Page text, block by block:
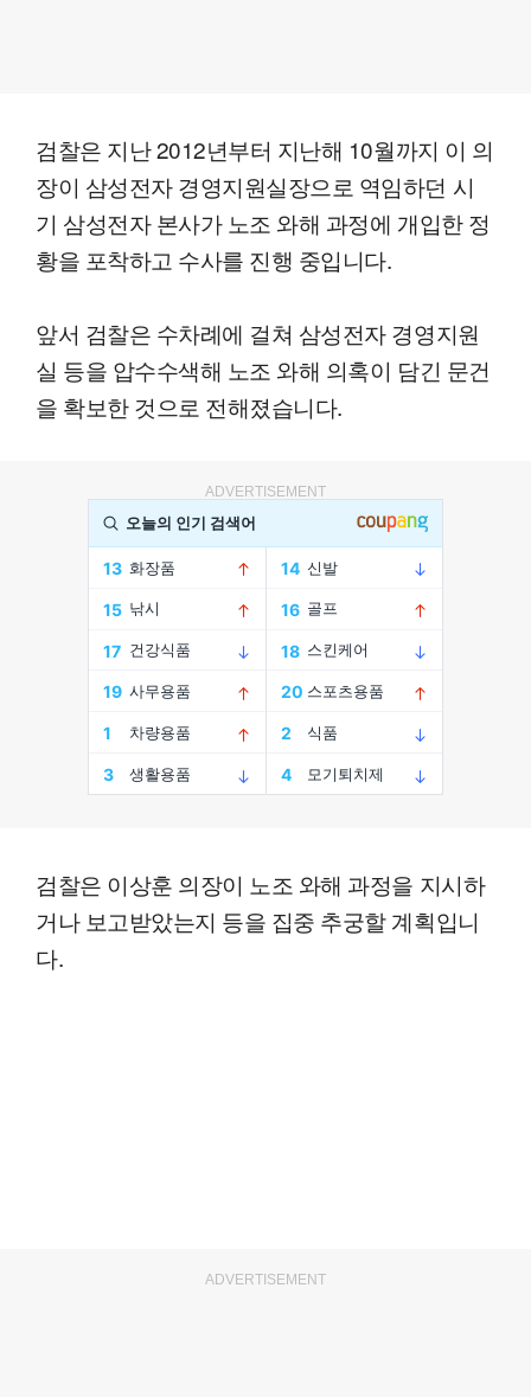
검찰은 지난 2012년부터 지난해 10월까지 이 의
장이 삼성전자 경영지원실장으로 역임하던 시
기 삼성전자 본사가 노조 와해 과정에 개입한 정
황을 포착하고 수사를 진행 중입니다.
앞서 검찰은 수차례에 걸쳐 삼성전자 경영지원
실 등을 압수수색해 노조 와해 의혹이 담긴 문건
을 확보한 것으로 전해졌습니다.
ADVERTISEMENT
검찰은 이상훈 의장이 노조 와해 과정을 지시하
거나 보고받았는지 등을 집중 추궁할 계획입니
다.
ADVERTISEMENT